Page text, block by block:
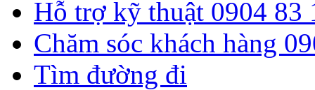
Hỗ trợ kỹ thuật 0904 83
Chăm sóc khách hàng
Tìm đường đi